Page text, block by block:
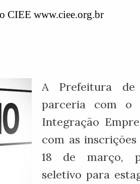
CIEE www.ciee.org.br
A Prefeitura de
parceria com o
Integração
com as
18 de março,
seletivo para